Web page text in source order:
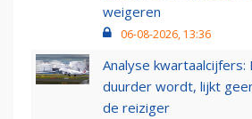
weigeren
06-08-2026, 13:36
Analyse kwartaalcijfers:
duurder wordt, lijkt
de reiziger